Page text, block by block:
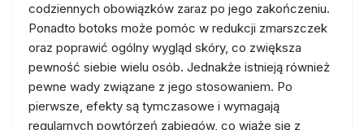
codziennych obowiązków zaraz po jego zakończeniu.
Ponadto botoks może pomóc w redukcji zmarszczek
oraz poprawić ogólny wygląd skóry, co zwiększa
pewność siebie wielu osób. Jednakże istnieją również
pewne wady związane z jego stosowaniem. Po
pierwsze, efekty są tymczasowe i wymagają
regularnych powtórzeń zabiegów, co wiąże się z